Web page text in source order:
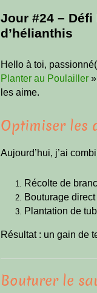
Jour #24 –
d’hélianthis
Hello à toi,
Planter au Poulailler
les aime.
Optimiser les
Aujourd’hui, j’ai
Récolte de
Bouturage
Plantation de
Résultat : un gain de
Bouturer le